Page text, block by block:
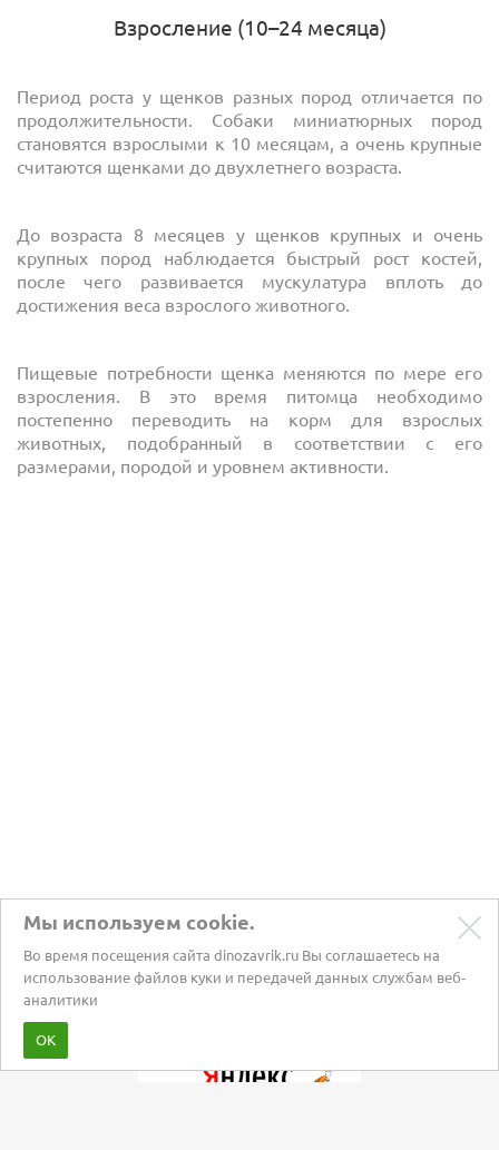
Взросление (10–24 месяца)
Период роста у щенков разных пород отличается по
продолжительности. Собаки миниатюрных пород
становятся взрослыми к 10 месяцам, а очень крупные
считаются щенками до двухлетнего возраста.
До возраста 8 месяцев у щенков крупных и очень
крупных пород наблюдается быстрый рост костей,
после чего развивается мускулатура вплоть до
достижения веса взрослого животного.
Пищевые потребности щенка меняются по мере его
взросления. В это время питомца необходимо
постепенно переводить на корм для взрослых
животных, подобранный в соответствии с его
размерами, породой и уровнем активности.
Мы используем cookie.
Во время посещения сайта dinozavrik.ru Вы соглашаетесь на
использование файлов куки и передачей данных службам веб-
аналитики
ОК